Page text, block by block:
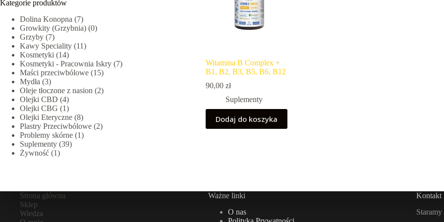
Witamina B Complex +
B1, B2, B3, B5, B6, B12
90,00 zł
Suplementy
Dodaj do koszyka
Kategorie produktów
Dolina Konopna (7)
Growkity (Grzybnia) (0)
Grzyby (7)
Kawy Speciality (11)
Kosmetyki (14)
Kosmetyki - Pracownia Iskry (7)
Maści przeciwbólowe (15)
Mydła (3)
Oleje tłoczone z nasion (2)
Olejki CBD (4)
Olejki CBG (1)
Olejki Eteryczne (8)
Plastry Przeciwbólowe (2)
Problemy skórne (1)
Suplementy (39)
Żywność (1)
Strona główna
Sklep
Wiedza
Ważne linki
O nas
Kontakt